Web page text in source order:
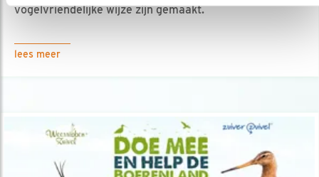
vogelvriendelijke wijze zijn gemaakt.
lees meer